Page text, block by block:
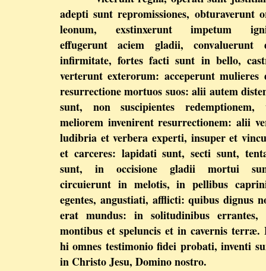
adepti sunt repromissiones, obturaverunt
leonum, exstinxerunt impetum
effugerunt aciem gladii, convaluerunt
infirmitate, fortes facti sunt in bello,
verterunt exterorum: acceperunt mulieres
resurrectione mortuos suos: alii autem
sunt, non suscipientes redemptionem,
meliorem invenirent resurrectionem: alii
ludibria et verbera experti, insuper et
et carceres: lapidati sunt, secti sunt,
sunt, in occisione gladii mortui
circuierunt in melotis, in pellibus
egentes, angustiati, afflicti: quibus dignus
erat mundus: in solitudinibus errantes,
montibus et speluncis et in cavernis terræ.
hi omnes testimonio fidei probati, inventi
in Christo Jesu, Domino nostro.